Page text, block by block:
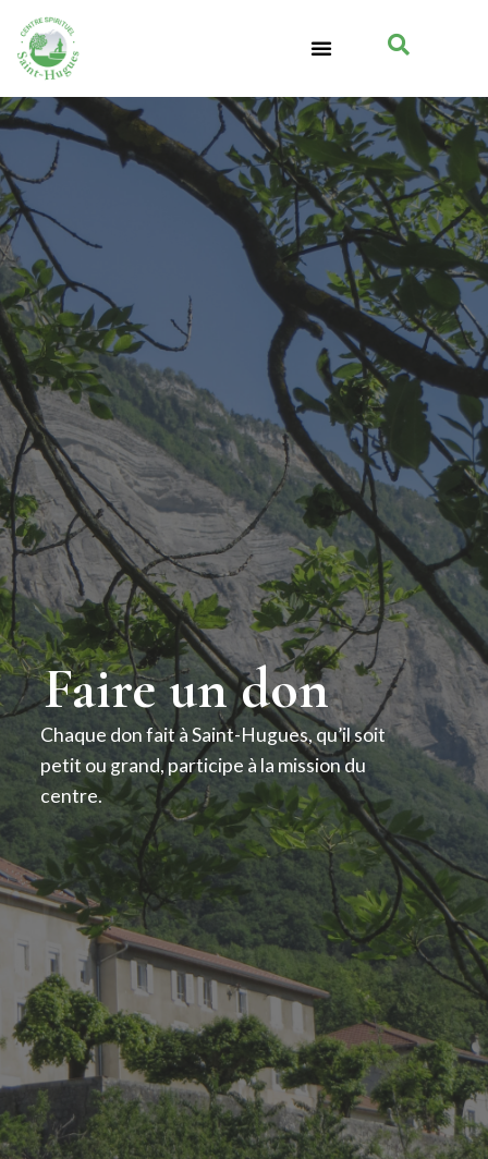
Faire un don
Chaque don fait à Saint-Hugues, qu’il soit
petit ou grand, participe à la mission du
centre.